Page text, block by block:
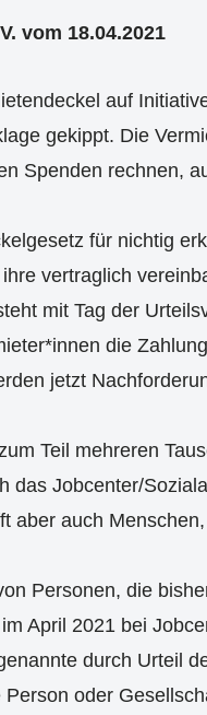
vom 18.04.2021
auf
gekippt. Die
Spenden rechnen,
für nichtig
vertraglich
mit Tag der
die
jetzt
Teil mehreren
das Jobcenter/
aber auch
Personen, die
April 2021 bei
durch Urteil
oder